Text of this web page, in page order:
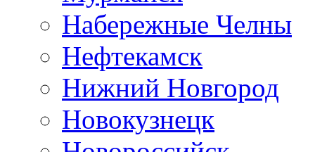
Набережные Челны
Нефтекамск
Нижний Новгород
Новокузнецк